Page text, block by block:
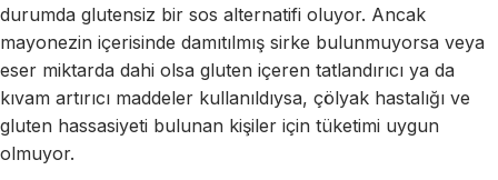
durumda glutensiz bir sos alternatifi oluyor. Ancak
mayonezin içerisinde damıtılmış sirke bulunmuyorsa veya
eser miktarda dahi olsa gluten içeren tatlandırıcı ya da
kıvam artırıcı maddeler kullanıldıysa, çölyak hastalığı ve
gluten hassasiyeti bulunan kişiler için tüketimi uygun
olmuyor.